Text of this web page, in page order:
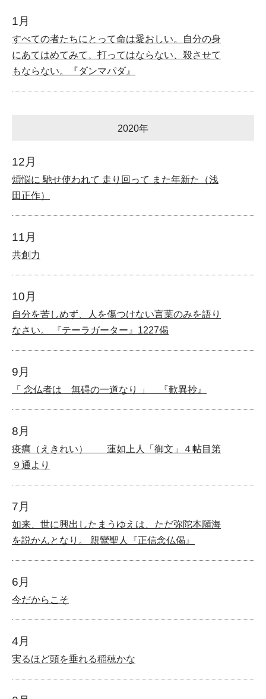
1月
すべての者たちにとって命は愛おしい。自分の身
にあてはめてみて、打ってはならない、殺させて
もならない。『ダンマパダ』
2020年
12月
煩悩に 馳せ使われて 走り回って また年新た（浅
田正作）
11月
共創力
10月
自分を苦しめず、人を傷つけない言葉のみを語り
なさい。 『テーラガーター』1227偈
9月
「 念仏者は 無碍の一道なり 」 『歎異抄』
8月
疫癘（えきれい） 蓮如上人「御文」４帖目第
９通より
7月
如来、世に興出したまうゆえは、ただ弥陀本願海
を説かんとなり。 親鸞聖人『正信念仏偈』
6月
今だからこそ
4月
実るほど頭を垂れる稲穂かな